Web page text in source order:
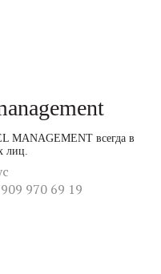
MANAGEMENT всегда в
лиц.
970 69 19